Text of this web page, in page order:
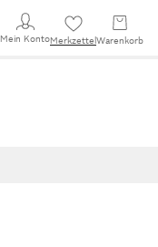
Mein KontoMerkzettel Warenkorb